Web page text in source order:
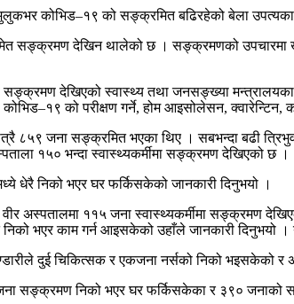
कोभिड–१९ को सङ्क्रमित बढिरहेको बेला
सङ्क्रमण देखिन थालेको छ । सङ्क्रमणको उपचारमा
देखिएको स्वास्थ्य तथा जनसङ्ख्या
को परीक्षण गर्ने, होम आइसोलेसन, क्वारेन्टिन,
जना सङ्क्रमित भएका थिए । सबभन्दा बढी
१५० भन्दा स्वास्थ्यकर्मीमा सङ्क्रमण देखिएको छ ।
धेरै निको भएर घर फर्किसकेको जानकारी दिनुभयो ।
अस्पतालमा ११५ जना स्वास्थ्यकर्मीमा सङ्क्रमण
निको भएर काम गर्न आइसकेको उहाँले जानकारी
दुई चिकित्सक र एकजना नर्सको निको भइसकेको र
सङ्क्रमण निको भएर घर फर्किसकेका र ३९० जनाको